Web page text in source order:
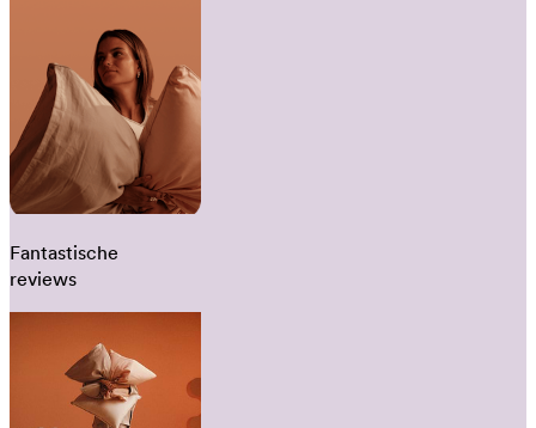
Fantastische
reviews